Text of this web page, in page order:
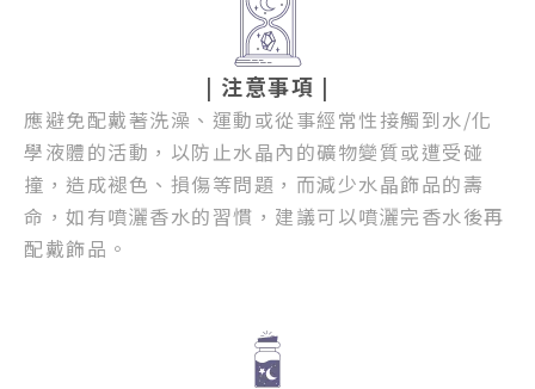
| 注意事項 |
應避免配戴著洗澡、運動或從事經常性接觸到水/化
學液體的活動，以防止水晶內的礦物變質或遭受碰
撞，造成褪色、損傷等問題，而減少水晶飾品的壽
命，如有噴灑香水的習慣，建議可以噴灑完香水後再
配戴飾品。